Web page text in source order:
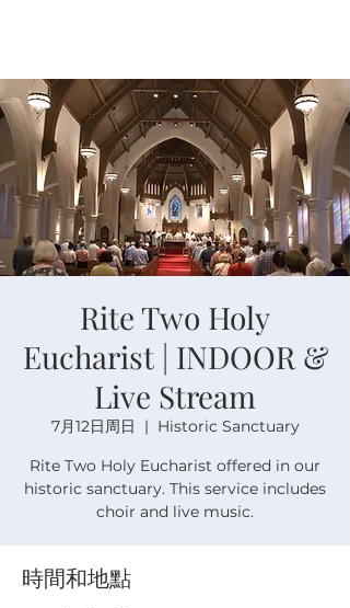
Rite Two Holy
Eucharist | INDOOR &
Live Stream
7月12日周日
  |
Historic Sanctuary
Rite Two Holy Eucharist offered in our
historic sanctuary. This service includes
choir and live music.
時間和地點